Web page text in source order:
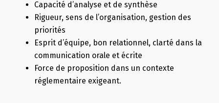
Capacité d’analyse et de synthèse
Rigueur, sens de l’organisation, gestion des
priorités
Esprit d’équipe, bon relationnel, clarté dans la
communication orale et écrite
Force de proposition dans un contexte
réglementaire exigeant.